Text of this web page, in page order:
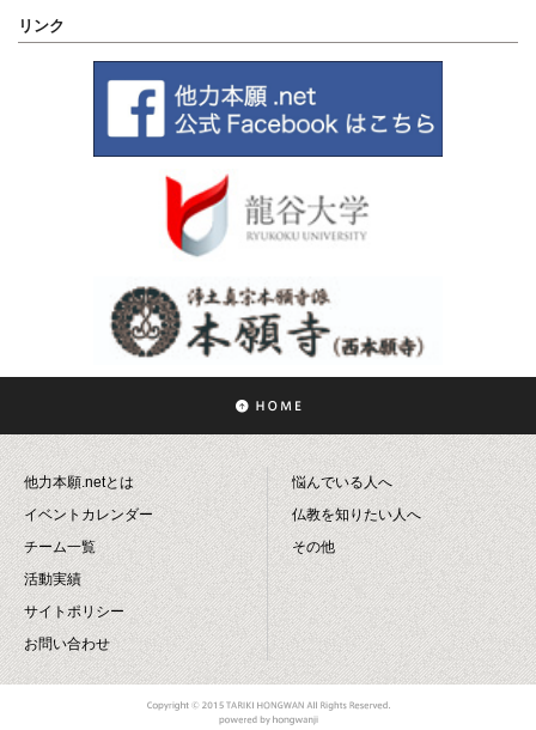
リンク
他力本願.netとは
イベントカレンダー
チーム一覧
活動実績
サイトポリシー
お問い合わせ
悩んでいる人へ
仏教を知りたい人へ
その他